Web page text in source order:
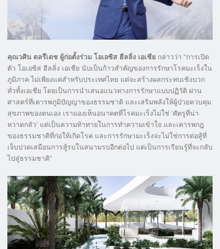
คุณวศิน ดลรึเดช ผู้ก่อตั้งร่วม โอเอซิส ฮีลลิ่ง เอเชีย กล่าวว่า “การเปิด
ตัว โอเอซิส ฮีลลิ่ง เอเชีย นับเป็นก้าวสำคัญของการรักษาโรคมะเร็งใน
ภูมิภาค ไม่เพียงแค่สำหรับประเทศไทย แต่จะสร้างผลกระทบเชิงบวก
ทั่วทั้งเอเชีย โดยเป็นการนำเสนอแนวทางการรักษาแบบปฏิวัติ ผ่าน
ศาสตร์ที่เคารพภูมิปัญญาของธรรมชาติ และเสริมพลังให้ผู้ป่วยควบคุม
สุขภาพของตนเอง เรามองเห็นอนาคตที่โรคมะเร็งไม่ใช่ ‘ศัตรูที่น่า
หวาดกลัว’ แต่เป็นความท้าทายในการทำความเข้าใจ และเคารพกฎ
ของธรรมชาติที่ก่อให้เกิดโรค และการรักษามะเร็งจะไม่ใช่การต่อสู้ที่
เจ็บปวดเสมือนการสู้รบในสนามรบอีกต่อไป แต่เป็นการเรียนรู้ที่จะกลับ
ไปสู่ธรรมชาติ”